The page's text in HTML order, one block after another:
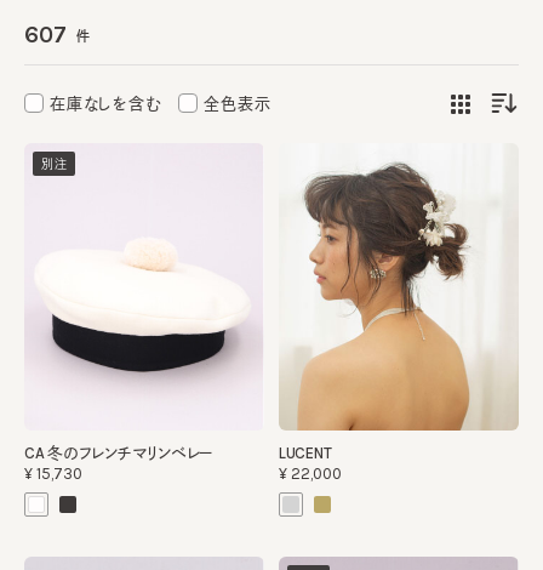
607 件
在庫なしを含む 全色表示
別注
CA 冬のフレンチマリンベレー
¥15,730
LUCENT
¥22,000